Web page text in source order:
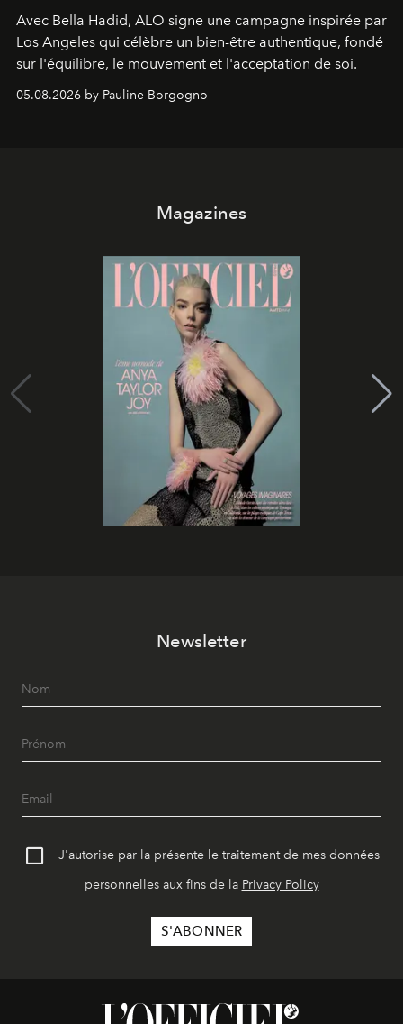
Avec Bella Hadid, ALO signe une campagne inspirée par
Los Angeles qui célèbre un bien-être authentique, fondé
sur l'équilibre, le mouvement et l'acceptation de soi.
05.08.2026 by Pauline Borgogno
Magazines
Newsletter
J'autorise par la présente le traitement de mes données
personnelles aux fins de la Privacy Policy